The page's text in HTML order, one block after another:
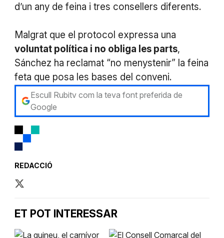
d’un any de feina i tres consellers diferents.
Malgrat que el protocol expressa una
voluntat política i no obliga les parts,
Sánchez ha reclamat “no menystenir” la feina
feta que posa les bases del conveni.
Escull Rubitv com la teva font preferida de
Google
REDACCIÓ
ET POT INTERESSAR